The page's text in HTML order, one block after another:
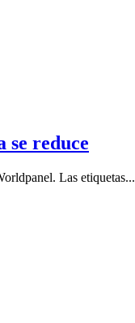
se reduce
Las etiquetas...